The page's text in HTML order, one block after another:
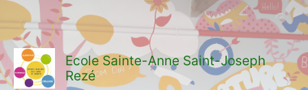
Aller
contenu
Ecole Sainte-Anne Saint-Joseph
Rezé